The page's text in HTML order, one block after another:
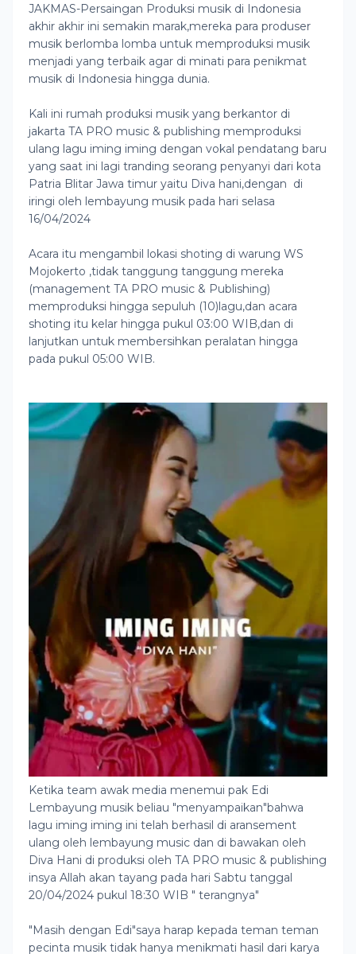
JAKMAS-Persaingan Produksi musik di Indonesia
akhir akhir ini semakin marak,mereka para produser
musik berlomba lomba untuk memproduksi musik
menjadi yang terbaik agar di minati para penikmat
musik di Indonesia hingga dunia.
Kali ini rumah produksi musik yang berkantor di
jakarta TA PRO music & publishing memproduksi
ulang lagu iming iming dengan vokal pendatang baru
yang saat ini lagi tranding seorang penyanyi dari kota
Patria Blitar Jawa timur yaitu Diva hani,dengan di
iringi oleh lembayung musik pada hari selasa
16/04/2024
Acara itu mengambil lokasi shoting di warung WS
Mojokerto ,tidak tanggung tanggung mereka
(management TA PRO music & Publishing)
memproduksi hingga sepuluh (10)lagu,dan acara
shoting itu kelar hingga pukul 03:00 WIB,dan di
lanjutkan untuk membersihkan peralatan hingga
pada pukul 05:00 WIB.
Ketika team awak media menemui pak Edi
Lembayung musik beliau "menyampaikan"bahwa
lagu iming iming ini telah berhasil di aransement
ulang oleh lembayung music dan di bawakan oleh
Diva Hani di produksi oleh TA PRO music & publishing
insya Allah akan tayang pada hari Sabtu tanggal
20/04/2024 pukul 18:30 WIB " terangnya"
"Masih dengan Edi"saya harap kepada teman teman
pecinta musik tidak hanya menikmati hasil dari karya